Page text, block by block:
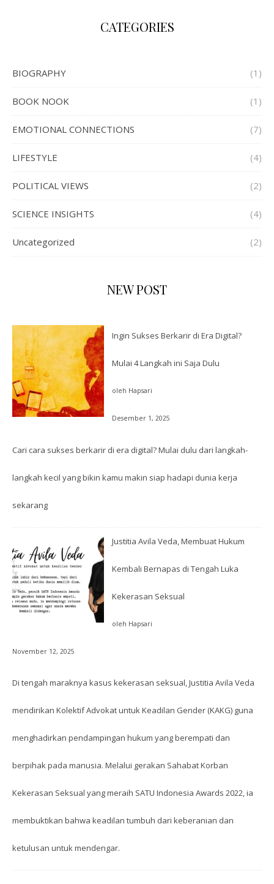
CATEGORIES
BIOGRAPHY (1)
BOOK NOOK (1)
EMOTIONAL CONNECTIONS (7)
LIFESTYLE (4)
POLITICAL VIEWS (2)
SCIENCE INSIGHTS (4)
Uncategorized (2)
NEW POST
Ingin Sukses Berkarir di Era Digital?
Mulai 4 Langkah ini Saja Dulu
oleh Hapsari
Desember 1, 2025
Cari cara sukses berkarir di era digital? Mulai dulu dari langkah-
langkah kecil yang bikin kamu makin siap hadapi dunia kerja
sekarang
Justitia Avila Veda, Membuat Hukum
Kembali Bernapas di Tengah Luka
Kekerasan Seksual
oleh Hapsari
November 12, 2025
Di tengah maraknya kasus kekerasan seksual, Justitia Avila Veda
mendirikan Kolektif Advokat untuk Keadilan Gender (KAKG) guna
menghadirkan pendampingan hukum yang berempati dan
berpihak pada manusia. Melalui gerakan Sahabat Korban
Kekerasan Seksual yang meraih SATU Indonesia Awards 2022, ia
membuktikan bahwa keadilan tumbuh dari keberanian dan
ketulusan untuk mendengar.